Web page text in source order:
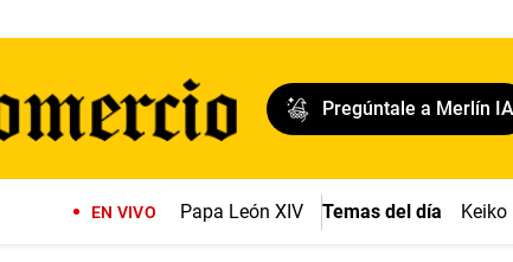
Pregúntale a Merlín IA
EN VIVO Papa León XIV Temas del día Keiko